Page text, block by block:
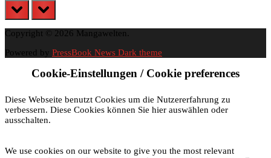
prev next
Copyright © 2026 Mangawelten.
Powered by PressBook News Dark theme
Cookie-Einstellungen / Cookie preferences
Diese Webseite benutzt Cookies um die Nutzererfahrung zu
verbessern. Diese Cookies können Sie hier auswählen oder
ausschalten.
We use cookies on our website to give you the most relevant